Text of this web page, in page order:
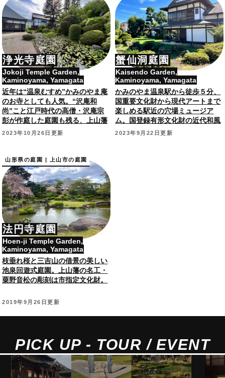
浄光寺庭園
Jokoji Temple Garden,
Kaminoyama, Yamagata
近年は“温泉むすめ”かみのやま庵
のお寺としても人気。“沢庵和
尚”こと江戸時代の高僧・沢庵宗
彭が作庭した庭園も残る、上山藩
主・藤井松平家ゆかりの寺院。
2023年10月26日更新
蟹仙洞庭園
Kaisendo Garden,
Kaminoyama, Yamagata
かみのやま温泉駅から徒歩５分、
国重要文化財から現代アートまで
楽しめる駅近の穴場ミュージア
ム。国登録有形文化財の近代和風
邸宅から眺める庭園も！
2023年9月22日更新
山形県の庭園 | 上山市の庭園
法円寺庭園
Hoen-ji Temple Garden,
Kaminoyama, Yamagata
枝垂れ桜と三吉山の借景の美しい
池泉回遊式庭園。上山藩の名工・
粟野音松の彫刻は市指定文化財。
2019年9月26日更新
PICK UP - TOUR / EVENT